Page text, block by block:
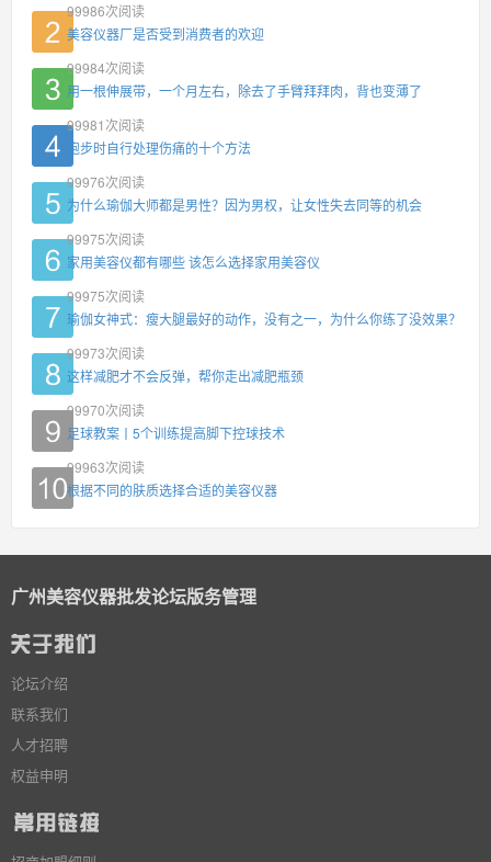
99986次阅读
美容仪器厂是否受到消费者的欢迎
99984次阅读
用一根伸展带，一个月左右，除去了手臂拜拜肉，背也变薄了
99981 次阅读
跑步时自行处理伤痛的十个方法
99976次阅读
为什么瑜伽大师都是男性？因为男权，让女性失去同等的机会
99975次阅读
家用美容仪都有哪些 该怎么选择家用美容仪
99975次阅读
瑜伽女神式：瘦大腿最好的动作，没有之一，为什么你练了没效果？
99973次阅读
这样减肥才不会反弹，帮你走出减肥瓶颈
99970次阅读
足球教案丨5个训练提高脚下控球技术
99963次阅读
根据不同的肤质选择合适的美容仪器
广州美容仪器批发论坛版务管理
论坛介绍
联系我们
人才招聘
权益申明